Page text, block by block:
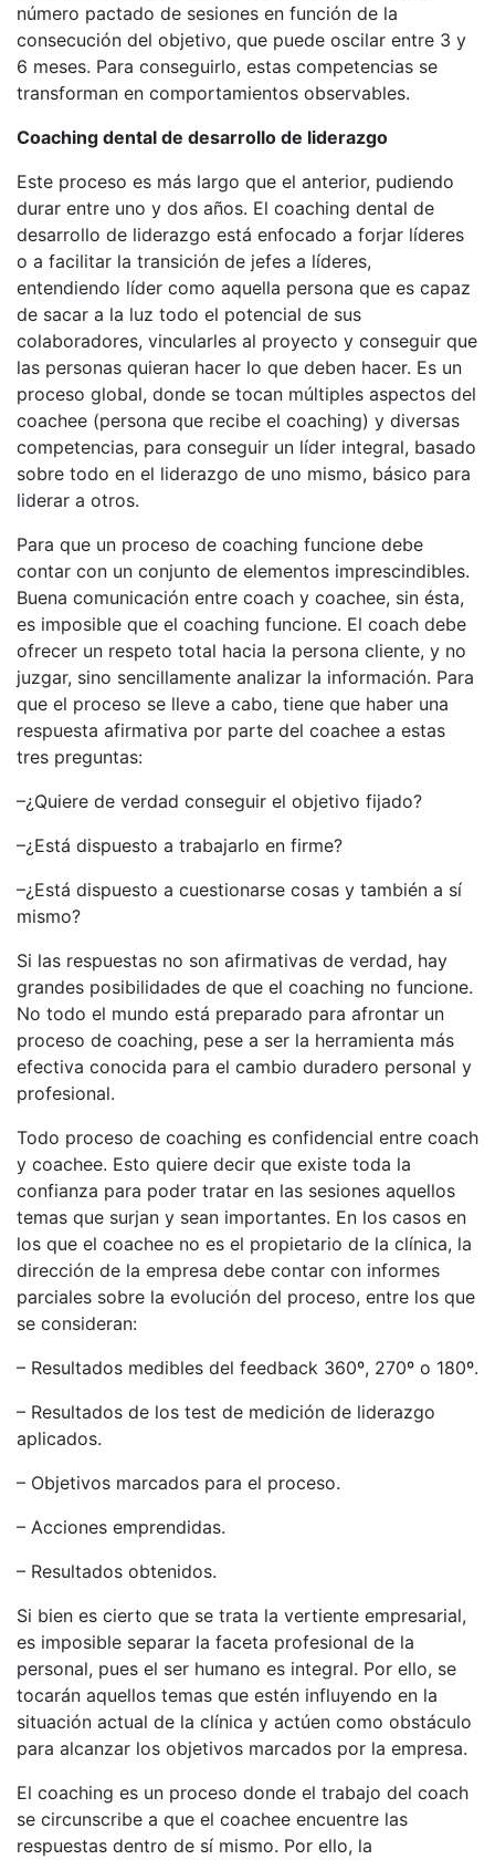
número pactado de sesiones en función de la
consecución del objetivo, que puede oscilar entre 3 y
6 meses. Para conseguirlo, estas competencias se
transforman en comportamientos observables.
Coaching dental de desarrollo de liderazgo
Este proceso es más largo que el anterior, pudiendo
durar entre uno y dos años. El coaching dental de
desarrollo de liderazgo está enfocado a forjar líderes
o a facilitar la transición de jefes a líderes,
entendiendo líder como aquella persona que es capaz
de sacar a la luz todo el potencial de sus
colaboradores, vincularles al proyecto y conseguir que
las personas quieran hacer lo que deben hacer. Es un
proceso global, donde se tocan múltiples aspectos del
coachee (persona que recibe el coaching) y diversas
competencias, para conseguir un líder integral, basado
sobre todo en el liderazgo de uno mismo, básico para
liderar a otros.
Para que un proceso de coaching funcione debe
contar con un conjunto de elementos imprescindibles.
Buena comunicación entre coach y coachee, sin ésta,
es imposible que el coaching funcione. El coach debe
ofrecer un respeto total hacia la persona cliente, y no
juzgar, sino sencillamente analizar la información. Para
que el proceso se lleve a cabo, tiene que haber una
respuesta afirmativa por parte del coachee a estas
tres preguntas:
–¿Quiere de verdad conseguir el objetivo fijado?
–¿Está dispuesto a trabajarlo en firme?
–¿Está dispuesto a cuestionarse cosas y también a sí
mismo?
Si las respuestas no son afirmativas de verdad, hay
grandes posibilidades de que el coaching no funcione.
No todo el mundo está preparado para afrontar un
proceso de coaching, pese a ser la herramienta más
efectiva conocida para el cambio duradero personal y
profesional.
Todo proceso de coaching es confidencial entre coach
y coachee. Esto quiere decir que existe toda la
confianza para poder tratar en las sesiones aquellos
temas que surjan y sean importantes. En los casos en
los que el coachee no es el propietario de la clínica, la
dirección de la empresa debe contar con informes
parciales sobre la evolución del proceso, entre los que
se consideran:
– Resultados medibles del feedback 360º, 270º o 180º.
– Resultados de los test de medición de liderazgo
aplicados.
– Objetivos marcados para el proceso.
– Acciones emprendidas.
– Resultados obtenidos.
Si bien es cierto que se trata la vertiente empresarial,
es imposible separar la faceta profesional de la
personal, pues el ser humano es integral. Por ello, se
tocarán aquellos temas que estén influyendo en la
situación actual de la clínica y actúen como obstáculo
para alcanzar los objetivos marcados por la empresa.
El coaching es un proceso donde el trabajo del coach
se circunscribe a que el coachee encuentre las
respuestas dentro de sí mismo. Por ello, la